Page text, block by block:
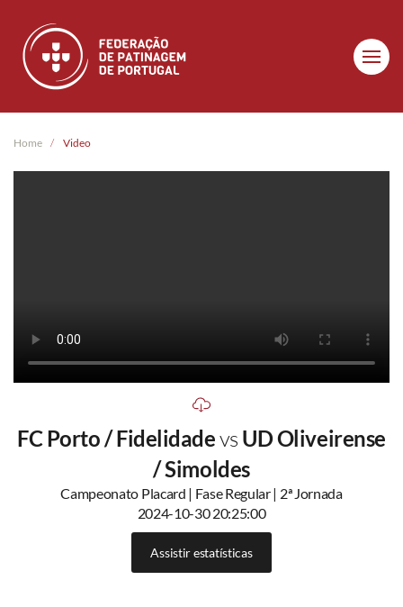
Skip to main content
Home Video
FC Porto / Fidelidadevs UD Oliveirense
/ Simoldes
Campeonato Placard | Fase Regular | 2ª Jornada
2024-10-30 20:25:00
Assistir estatísticas